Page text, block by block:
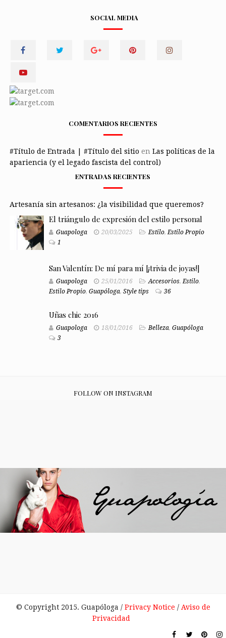
SOCIAL MEDIA
COMENTARIOS RECIENTES
#Título de Entrada | #Título del sitio en Las políticas de la
apariencia (y el legado fascista del control)
ENTRADAS RECIENTES
Artesanía sin artesanos: ¿la visibilidad que queremos?
El triángulo de expresión del estilo personal
Guapologa 20/03/2025 Estilo,Estilo Propio
1
San Valentín: De mí para mí [¡trivia de joyas!]
Guapologa 25/01/2016 Accesorios,Estilo,
Estilo Propio, Guapóloga, Style tips 36
Uñas chic 2016
Guapologa 18/01/2016 Belleza, Guapóloga
3
FOLLOW ON INSTAGRAM
© Copyright 2015. Guapóloga / Privacy Notice / Aviso de
Privacidad